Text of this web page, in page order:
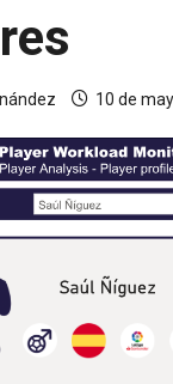
10 de